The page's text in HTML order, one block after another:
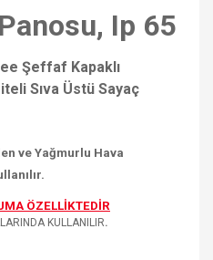
Ip 65
Şeffaf Kapaklı
Sıva Üstü Sayaç
ve Yağmurlu Hava
ÖZELLİKTEDİR
KULLANILIR.